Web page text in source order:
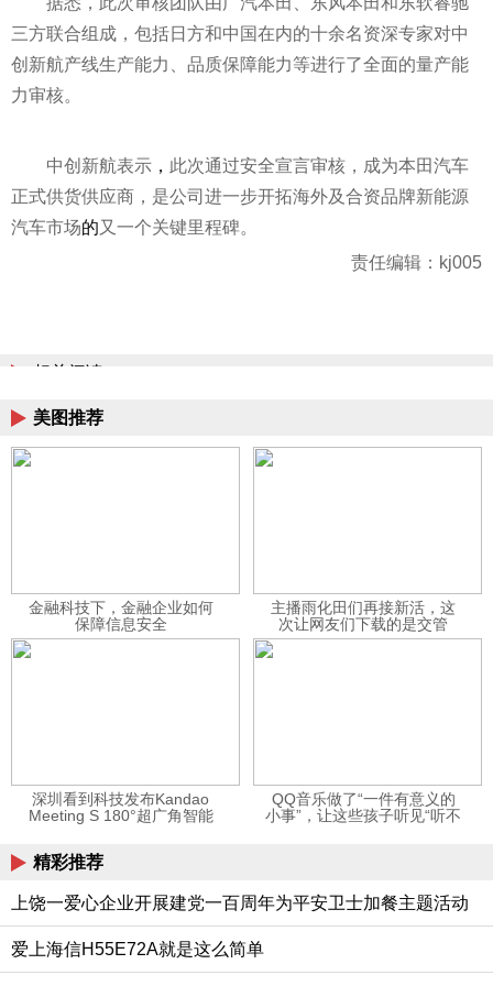
三方联合组成，包括日方和中国在内的十余名资深专家对中
创新航产线生产能力、品质保障能力等进行了全面的量产能
力审核。
中创新航表示 ， 此次通过安全宣言审核，成为本田汽车
正式供货供应商，是公司进一步开拓海外及合资品牌新能源
汽车市场的又一个关键里程碑。
责任编辑：kj005
相关阅读
美图推荐
金融科技下，金融企业如何
保障信息安全
主播雨化田们再接新活，这
次让网友们下载的是交管
12123APP
深圳看到科技发布Kandao
Meeting S 180°超广角智能
QQ音乐做了“一件有意义的
小事”，让这些孩子听见“听不
精彩推荐
上饶一爱心企业开展建党一百周年为平安卫士加餐主题活动
爱上海信H55E72A就是这么简单